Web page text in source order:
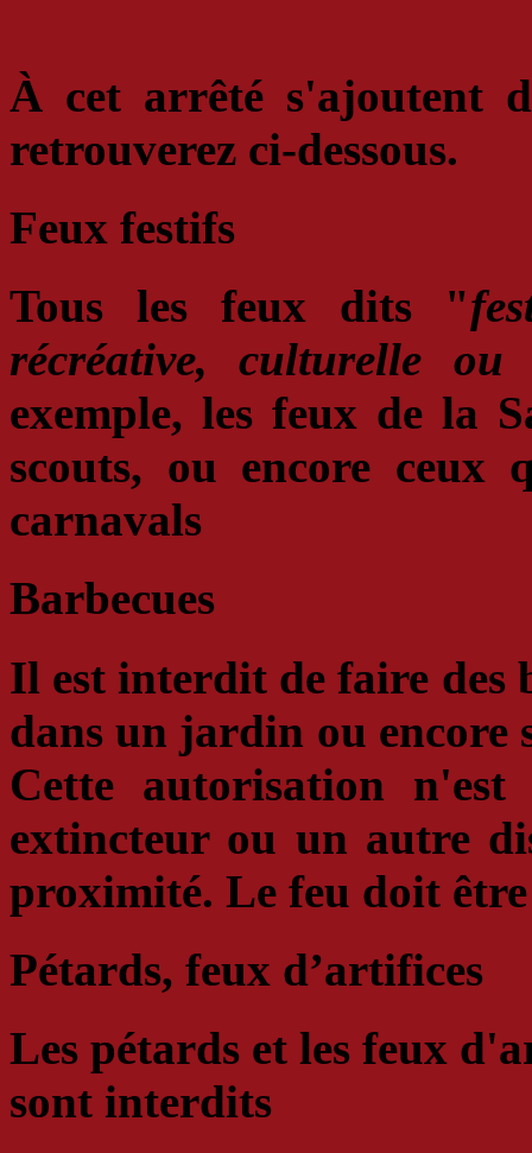
À cet arrêté s'ajoutent
retrouverez ci-dessous.
Feux festifs
Tous les feux dits "
récréative, culturelle ou
exemple, les feux de la
scouts, ou encore ceux
carnavals
Barbecues
Il est interdit de faire des
dans un jardin ou
Cette autorisation
extincteurou un autre
proximité. Le feu doit
Pétards, feux d’artifices
Les pétards et les feux
sont interdits